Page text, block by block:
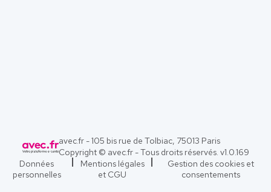
avec.fr - 105 bis rue de Tolbiac, 75013 Paris
Copyright © avec.fr - Tous droits réservés. v1.0.169
Données
personnelles
Mentions légales
et CGU
Gestion des cookies et
consentements